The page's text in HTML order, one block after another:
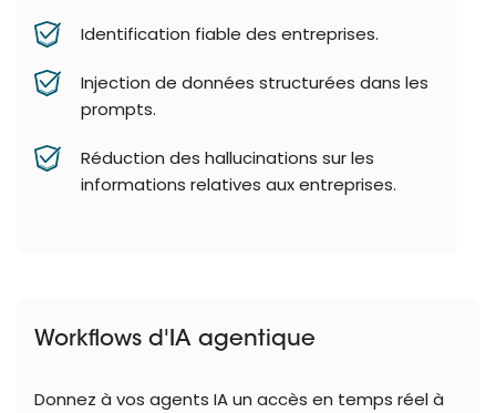
Identification fiable des entreprises.
Injection de données structurées dans les
prompts.
Réduction des hallucinations sur les
informations relatives aux entreprises.
Workflows d'IA agentique
Donnez à vos agents IA un accès en temps réel à